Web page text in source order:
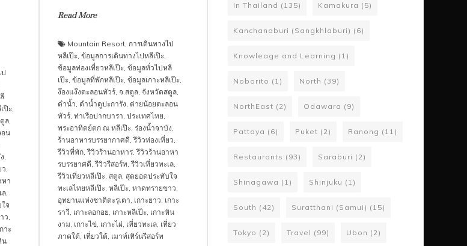
ป
ป๊ะ,
ล,
น
ว
หา
ล,
จ
ว
าะ
น
Read More
Mountain Resort การเดินทางไป
หลีเป๊ะ ข้อมูลการเดินทางไปหลีเป๊ะ
ข้อมูลท่องเที่ยวหลีเป๊ะ ข้อมูลทั่วไปหลี
เป๊ะ ข้อมูลที่พักหลีเป๊ะ ข้อมูลเกาะหลีเป๊ะ
ง๊องแง๊งตะลอนทัวร์ จ.สตูล จังหวัดสตูล
ดำน้ำ ดำน้ำดูปะการัง ต่ายน้อยตะลอน
ทัวร์ ท่าเรือปากบารา ประเทศไทย
พระอาทิตย์ตก ณ หลีเป๊ะ ร่องน้ำจาบัง
ร้านอาหารบรรยากาศดี ,รีวิวท่องเที่ยว
รีวิวที่พัก ,รีวิวร้านอาหาร ,รีวิวร้านอาหา
รบรรยาศดี ,รีวิวรีสอร์ท ,รีวิวเที่ยวทะเล
รีวิวเที่ยวหลีเป๊ะ สตูล สุดยอดประทับใจ
ทะเลไทยหลีเป๊ะ หลีเป๊ะ หาดทรายขาว
อุทยานแห่งชาติตะรุเตา เกาะยาว เกาะ
ราวี เกาะลอกอย เกาะหลีเป๊ะ เกาะหิน
งาม เกาะไข่ เกาะไผ่ เที่ยวทะเล เที่ยว
ภาคใต้ เที่ยวใต้ เมาท์เทิร์นรีสอร์ท
In Thailand (135) Kamakura (5)
Kanchanaburi (Sangkhlaburi) (6)
Knowleage and Learning (1)
Noborito (1) North (39)
NorthEast (2) Odawara (9)
Pattaya (6) Puket (2) Ranong (11)
Restaurants (93) Saraburi (2)
Shinagawa (1) Shinjuku (1)
South (42) Suratthani (Samui) (15)
Tokyo (2) Travel (99) Ubon (2)